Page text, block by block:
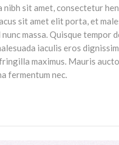
nibh sit amet, consectetur
sit amet elit porta, et
nunc massa. Quisque tempor
iaculis eros
maximus. Mauris
fermentum nec.